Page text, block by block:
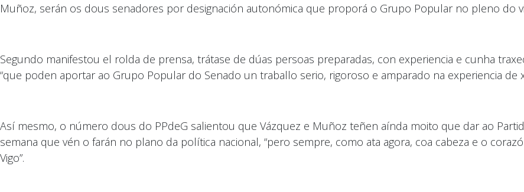
Muñoz, serán os dous senadores por designación autonómica que proporá o Grupo Popular no pleno do
Segundo manifestou el rolda de prensa, trátase de dúas persoas preparadas, con experiencia e cunha
“que poden aportar ao Grupo Popular do Senado un traballo serio, rigoroso e amparado na experiencia de
Así mesmo, o número dous do PPdeG salientou que Vázquez e Muñoz teñen aínda moito que dar ao
semana que vén o farán no plano da política nacional, “pero sempre, como ata agora, coa cabeza e o
Vigo”.